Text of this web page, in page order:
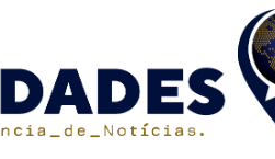
Goiânia 31º